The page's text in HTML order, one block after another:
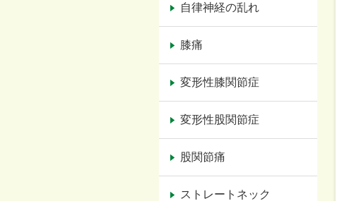
自律神経の乱れ
膝痛
変形性膝関節症
変形性股関節症
股関節痛
ストレートネック